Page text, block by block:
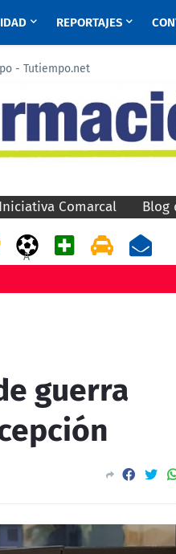
REPORTAJES
- Tutiempo.net
Iniciativa Comarcal Blog
A
guerra